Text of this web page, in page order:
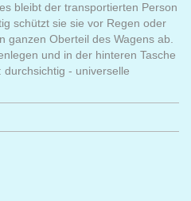
bleibt der transportierten Person
schützt sie sie vor Regen oder
ganzen Oberteil des Wagens ab.
und in der hinteren Tasche
- universelle